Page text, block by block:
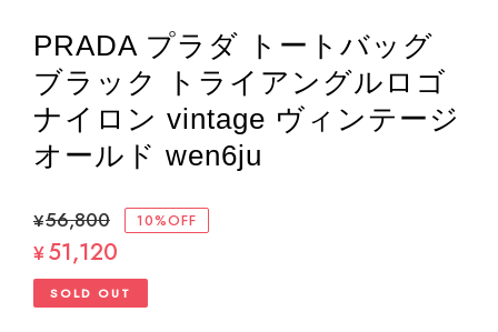
PRADA プラダ トートバッグ
ブラック トライアングルロゴ
ナイロン vintage ヴィンテージ
オールド wen6ju
¥56,800 10%OFF
¥51,120
SOLD OUT